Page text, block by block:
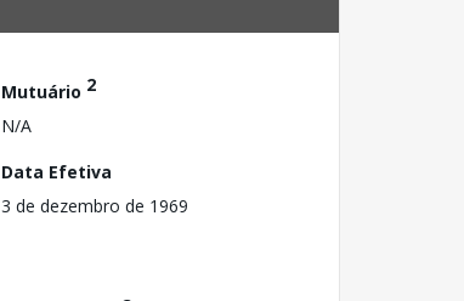
Mutuário 2
N/A
Data Efetiva
3 de dezembro de 1969